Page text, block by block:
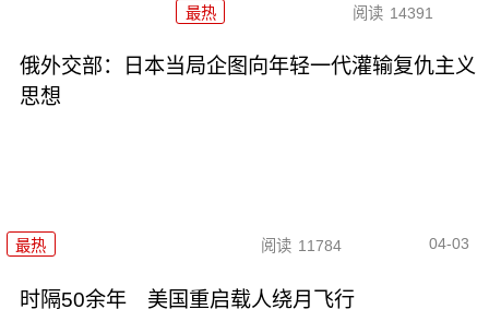
最热 阅读 14391
俄外交部：日本当局企图向年轻一代灌输复仇主义
思想
最热 阅读 11784 04-03
时隔50余年 美国重启载人绕月飞行